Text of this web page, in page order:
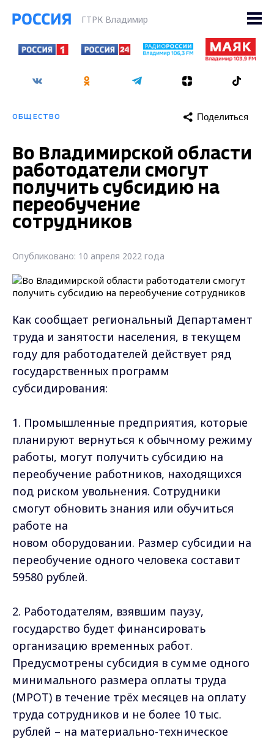
ГТРК Владимир
ОБЩЕСТВО Поделиться
Во Владимирской области
работодатели смогут
получить субсидию на
переобучение
сотрудников
Опубликовано: 10 апреля 2022 года
Как сообщает региональный Департамент
труда и занятости населения, в текущем
году для работодателей действует ряд
государственных программ
субсидирования:
1. Промышленные предприятия, которые
планируют вернуться к обычному режиму
работы, могут получить субсидию на
переобучение работников, находящихся
под риском увольнения. Сотрудники
смогут обновить знания или обучиться
работе на
новом оборудовании. Размер субсидии на
переобучение одного человека составит
59580 рублей.
2. Работодателям, взявшим паузу,
государство будет финансировать
организацию временных работ.
Предусмотрены субсидия в сумме одного
минимального размера оплаты труда
(МРОТ) в течение трёх месяцев на оплату
труда сотрудников и не более 10 тыс.
рублей – на материально-техническое